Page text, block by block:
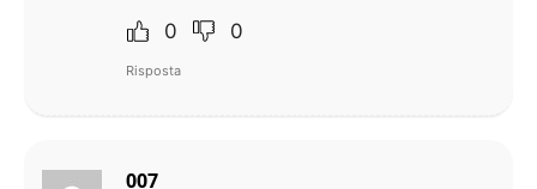
0 0
Risposta
007